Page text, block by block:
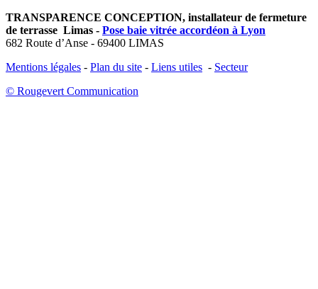
TRANSPARENCE CONCEPTION, installateur de fermeture
de terrasse Limas - Pose baie vitrée accordéon à Lyon
682 Route d’Anse - 69400 LIMAS
Mentions légales - Plan du site - Liens utiles - Secteur
© Rougevert Communication